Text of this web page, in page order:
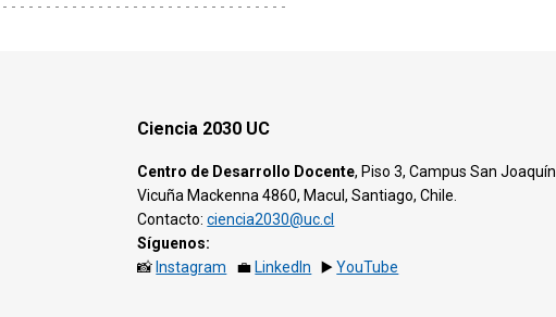
Ciencia 2030 UC
Centro de Desarrollo Docente, Piso 3, Campus San Joaquín
Vicuña Mackenna 4860, Macul, Santiago, Chile.
Contacto:ciencia2030@uc.cl
Síguenos:
📸 Instagram 💼 LinkedIn ▶️YouTube